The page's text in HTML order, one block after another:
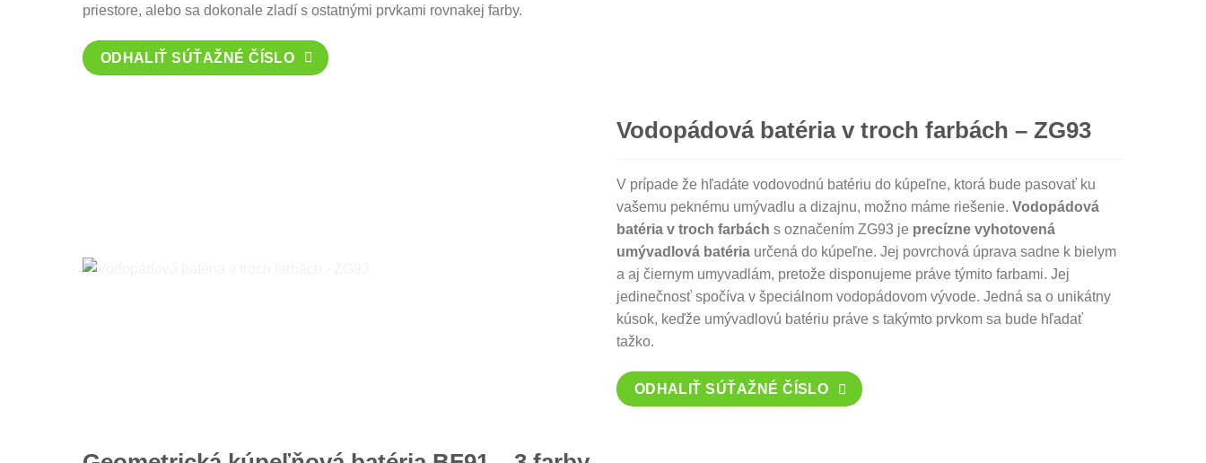
priestore, alebo sa dokonale zladí s ostatnými prvkami rovnakej farby.
ODHALIŤ SÚŤAŽNÉ ČÍSLO
Vodopádová batéria v troch farbách – ZG93
V prípade že hľadáte vodovodnú batériu do kúpeľne, ktorá bude pasovať ku
vašemu peknému umývadlu a dizajnu, možno máme riešenie. Vodopádová
batéria v troch farbách s označením ZG93 je precízne vyhotovená
umývadlová batéria určená do kúpeľne. Jej povrchová úprava sadne k bielym
a aj čiernym umyvadlám, pretože disponujeme práve týmito farbami. Jej
jedinečnosť spočíva v špeciálnom vodopádovom vývode. Jedná sa o unikátny
kúsok, keďže umývadlovú batériu práve s takýmto prvkom sa bude hľadať
tažko.
ODHALIŤ SÚŤAŽNÉ ČÍSLO